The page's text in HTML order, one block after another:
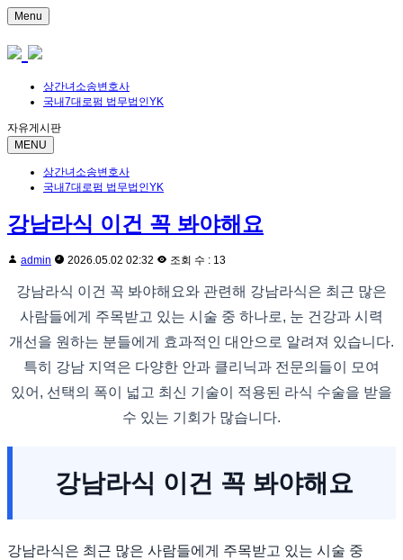
Menu
상간녀소송변호사
국내7대로펌 법무법인YK
자유게시판
MENU
상간녀소송변호사
국내7대로펌 법무법인YK
강남라식 이건 꼭 봐야해요
admin 2026.05.02 02:32 조회 수 : 13
강남라식 이건 꼭 봐야해요와 관련해 강남라식은 최근 많은
사람들에게 주목받고 있는 시술 중 하나로, 눈 건강과 시력
개선을 원하는 분들에게 효과적인 대안으로 알려져 있습니다.
특히 강남 지역은 다양한 안과 클리닉과 전문의들이 모여
있어, 선택의 폭이 넓고 최신 기술이 적용된 라식 수술을 받을
수 있는 기회가 많습니다.
강남라식 이건 꼭 봐야해요
강남라식은 최근 많은 사람들에게 주목받고 있는 시술 중